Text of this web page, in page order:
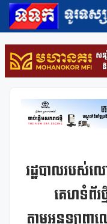
រដ្ឋបាលរបស់ល
គេហទំព័រ
តាមអនឡាញឈ្ម